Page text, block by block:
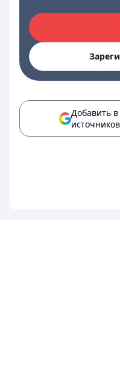
Добавить